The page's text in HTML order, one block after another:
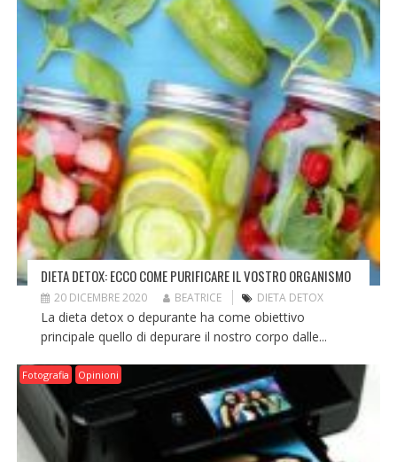
DIETA DETOX: ECCO COME PURIFICARE IL VOSTRO ORGANISMO
20 DICEMBRE 2020 BEATRICE DIETA DETOX
La dieta detox o depurante ha come obiettivo
principale quello di depurare il nostro corpo dalle...
Fotografia Opinioni